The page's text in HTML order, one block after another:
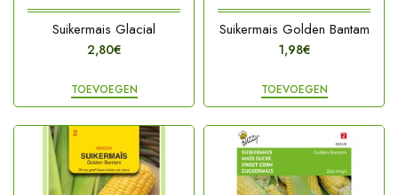
Suikermais Glacial
2,80€
TOEVOEGEN
Suikermais Golden Bantam
1,98€
TOEVOEGEN